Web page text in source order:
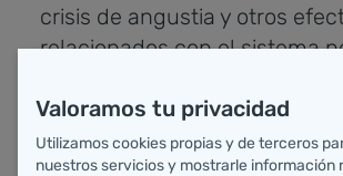
crisis de angustia y otros
relacionados con el sistema
Dolor de estómago, acidez
dentadura y deshidratación.
Valoramos tu privacidad
Utilizamos cookies propias y de terceros
nuestros servicios y mostrarle información